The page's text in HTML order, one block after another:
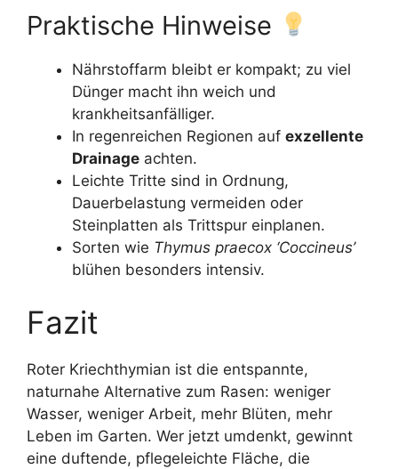
Praktische Hinweise
Nährstoffarm bleibt er kompakt; zu viel
Dünger macht ihn weich und
krankheitsanfälliger.
In regenreichen Regionen auf exzellente
Drainage achten.
Leichte Tritte sind in Ordnung,
Dauerbelastung vermeiden oder
Steinplatten als Trittspur einplanen.
Sorten wie Thymus praecox ‘Coccineus’
blühen besonders intensiv.
Fazit
Roter Kriechthymian ist die entspannte,
naturnahe Alternative zum Rasen: weniger
Wasser, weniger Arbeit, mehr Blüten, mehr
Leben im Garten. Wer jetzt umdenkt, gewinnt
eine duftende, pflegeleichte Fläche, die